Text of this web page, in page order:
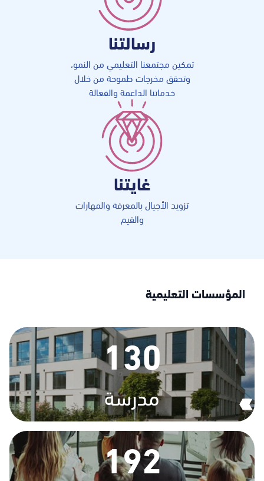
رسالتنا
تمكين مجتمعنا التعليمي من النمو،
وتحقق مخرجات طموحة من خلال
خدماتنا الداعمة والفعالة
غايتنا
تزويد الأجيال بالمعرفة والمهارات
والقيم
المؤسسات التعليمية
130
مدرسة
192